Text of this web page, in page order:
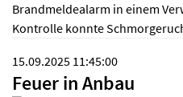
Brandmeldealarm in einem
Kontrolle konnte
15.09.2025 11:45:00
Feuer in Anbau